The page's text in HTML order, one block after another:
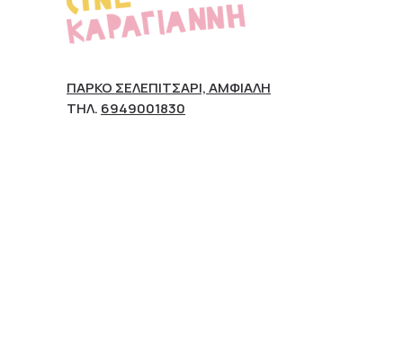
ΠΆΡΚΟ ΣΕΛΕΠΊΤΣΑΡΙ, ΑΜΦΙΆΛΗ
ΤΗΛ. 6949001830